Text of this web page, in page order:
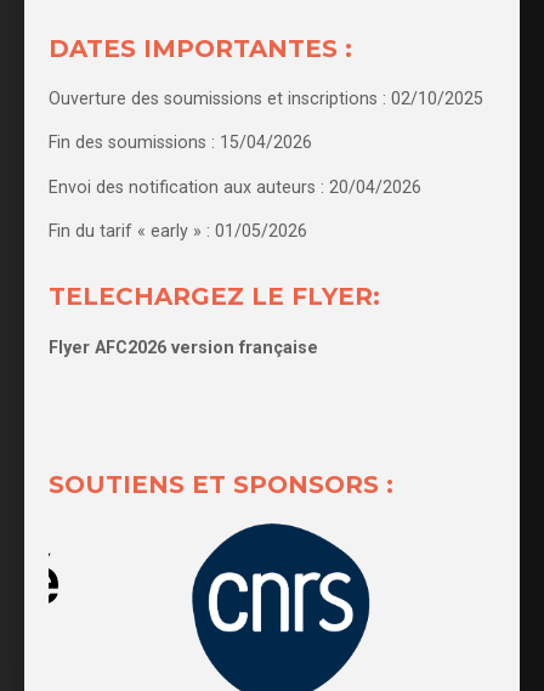
DATES IMPORTANTES :
Ouverture des soumissions et inscriptions : 02/10/2025
Fin des soumissions : 15/04/2026
Envoi des notification aux auteurs : 20/04/2026
Fin du tarif « early » : 01/05/2026
TELECHARGEZ LE FLYER:
Flyer AFC2026 version française
SOUTIENS ET SPONSORS :